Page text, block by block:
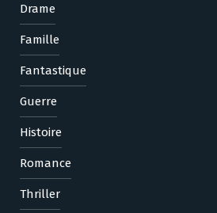
Drame
Famille
Fantastique
Guerre
Histoire
Romance
Thriller